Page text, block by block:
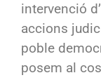
intervenció
accions
poble
posem al